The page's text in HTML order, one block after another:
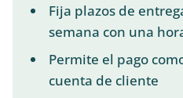
Fija plazos de
semana con una
Permite el pago
cuenta de cliente